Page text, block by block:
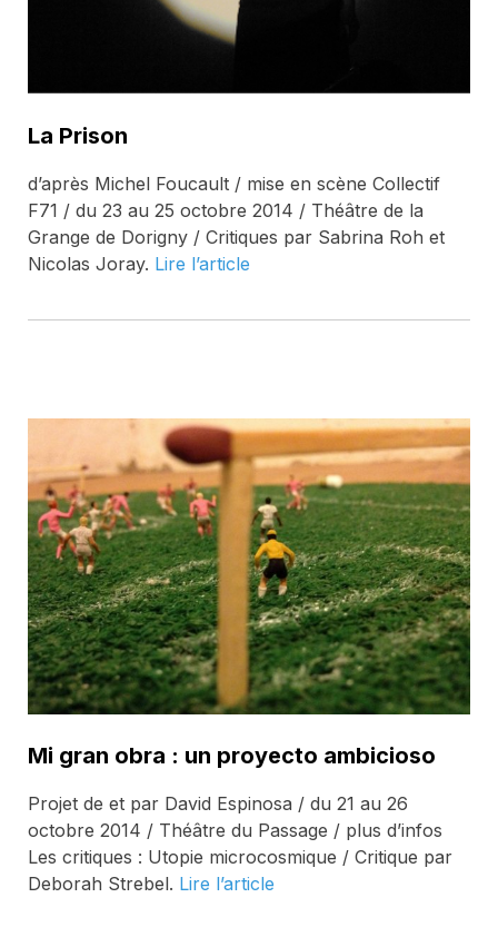
La Prison
d’après Michel Foucault / mise en scène Collectif
F71 / du 23 au 25 octobre 2014 / Théâtre de la
Grange de Dorigny / Critiques par Sabrina Roh et
Nicolas Joray. Lire l’article
Mi gran obra : un proyecto ambicioso
Projet de et par David Espinosa / du 21 au 26
octobre 2014 / Théâtre du Passage / plus d’infos
Les critiques : Utopie microcosmique / Critique par
Deborah Strebel. Lire l’article